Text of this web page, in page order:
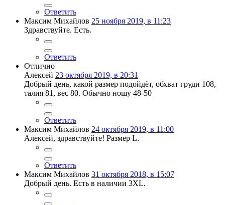
Ответить
Максим Михайлов 25 ноября 2019, в 11:23
Здравствуйте. Есть.
Ответить
Отлично
Алексей 23 октября 2019, в 20:31
Добрый день, какой размер подойдёт, обхват груди 108,
талия 81, вес 80. Обычно ношу 48-50
Ответить
Максим Михайлов 24 октября 2019, в 11:00
Алексей, здравствуйте! Размер L.
Ответить
Максим Михайлов 31 октября 2018, в 15:07
Добрый день. Есть в наличии 3XL.